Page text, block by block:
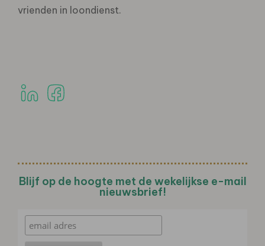
vrienden in loondienst.
Blijf op de hoogte met de wekelijkse e-mail
nieuwsbrief!